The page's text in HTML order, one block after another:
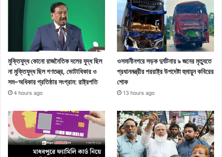
মুক্তিযুদ্ধ কোনো রাজনৈতিক দলের যুদ্ধ ছিল
না মুক্তিযুদ্ধ ছিল গণতন্ত্র, ভোটাধিকার ও
সম-অধিকার প্রতিষ্ঠার সংগ্রাম: রাষ্ট্রপতি
4 hours ago
ওসমানীনগরে সড়ক দুর্ঘটনায় ৯ জনের মৃত্যুতে
প্রধানমন্ত্রীর পররাষ্ট্র উপদেষ্টা হুমায়ুন কবিরের
শোক
13 hours ago